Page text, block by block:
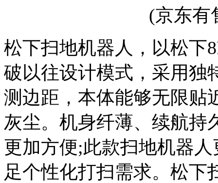
(京东有
松下扫地机器人，以松下
破以往设计模式，采用独
测边距，本体能够无限贴
灰尘。机身纤薄、续航持
更加方便;此款扫地机器
足个性化打扫需求。松下